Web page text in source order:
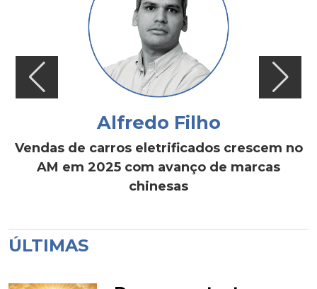
Alfredo Filho
Vendas de carros eletrificados crescem no
AM em 2025 com avanço de marcas
chinesas
ÚLTIMAS